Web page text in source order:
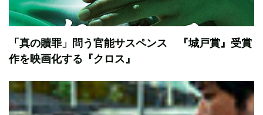
「真の贖罪」問う官能サスペンス 『城戸賞』受賞
作を映画化する『クロス』